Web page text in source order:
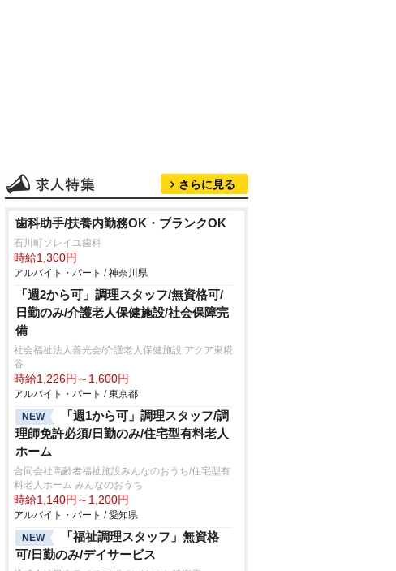
さらに見る
歯科助手/扶養内勤務OK・ブランクOK
石川町ソレイユ歯科
時給1,300円
アルバイト・パート / 神奈川県
「週2から可」調理スタッフ/無資格可/
日勤のみ/介護老人保健施設/社会保障完
備
社会福祉法人善光会/介護老人保健施設 アクア東糀
谷
時給1,226円～1,600円
アルバイト・パート / 東京都
NEW
「週1から可」調理スタッフ/調
理師免許必須/日勤のみ/住宅型有料老人
ホーム
合同会社高齢者福祉施設みんなのおうち/住宅型有
料老人ホーム みんなのおうち
時給1,140円～1,200円
アルバイト・パート / 愛知県
NEW
「福祉調理スタッフ」無資格
可/日勤のみ/デイサービス